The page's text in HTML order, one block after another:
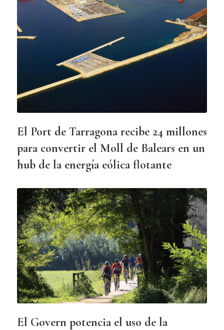
El Port de Tarragona recibe 24 millones
para convertir el Moll de Balears en un
hub de la energía eólica flotante
El Govern potencia el uso de la